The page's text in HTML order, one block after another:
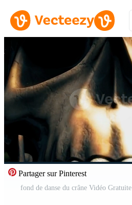
Partager sur Pinterest
fond de danse du crâne Vidéo Gratuite